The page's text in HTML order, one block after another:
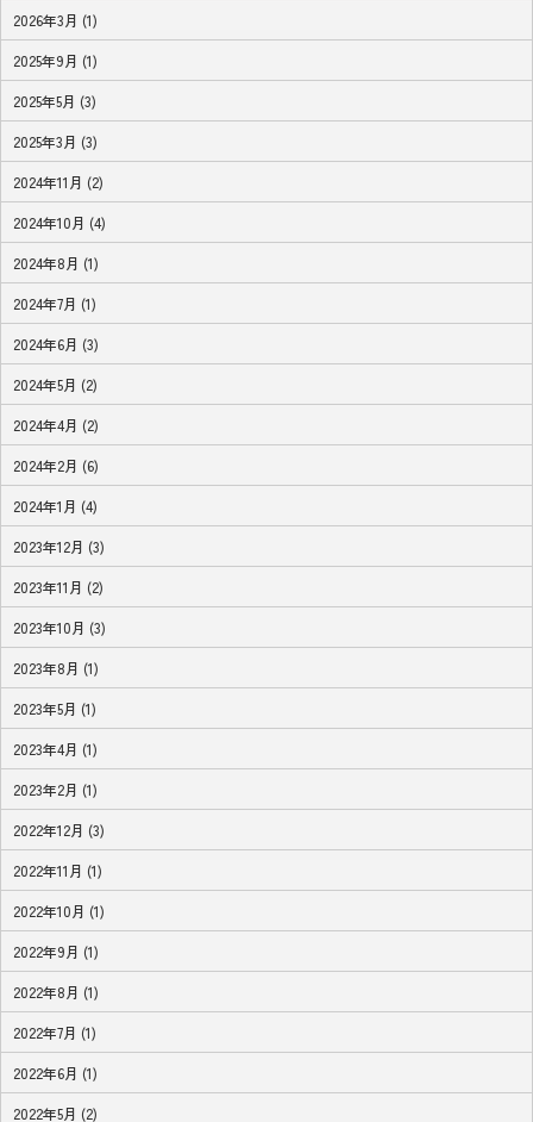
2026年3月 (1)
2025年9月 (1)
2025年5月 (3)
2025年3月 (3)
2024年11月 (2)
2024年10月 (4)
2024年8月 (1)
2024年7月 (1)
2024年6月 (3)
2024年5月 (2)
2024年4月 (2)
2024年2月 (6)
2024年1月 (4)
2023年12月 (3)
2023年11月 (2)
2023年10月 (3)
2023年8月 (1)
2023年5月 (1)
2023年4月 (1)
2023年2月 (1)
2022年12月 (3)
2022年11月 (1)
2022年10月 (1)
2022年9月 (1)
2022年8月 (1)
2022年7月 (1)
2022年6月 (1)
2022年5月 (2)